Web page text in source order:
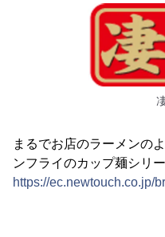
まるでお店のラーメンの
ンフライのカップ麺シリ
https://ec.newtouch.co.jp/